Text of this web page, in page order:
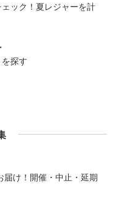
ック！夏レジャーを計
探す
け！開催・中止・延期